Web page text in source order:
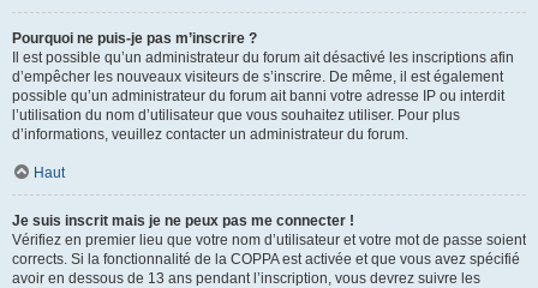
Pourquoi ne puis-je pas m’inscrire ?
Il est possible qu’un administrateur du forum ait désactivé les inscriptions afin
d’empêcher les nouveaux visiteurs de s’inscrire. De même, il est également
possible qu’un administrateur du forum ait banni votre adresse IP ou interdit
l’utilisation du nom d’utilisateur que vous souhaitez utiliser. Pour plus
d’informations, veuillez contacter un administrateur du forum.
Haut
Je suis inscrit mais je ne peux pas me connecter !
Vérifiez en premier lieu que votre nom d’utilisateur et votre mot de passe soient
corrects. Si la fonctionnalité de la COPPA est activée et que vous avez spécifié
avoir en dessous de 13 ans pendant l’inscription, vous devrez suivre les